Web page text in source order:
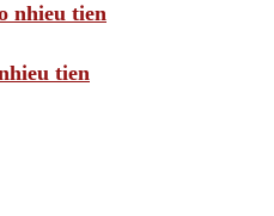
nhieu tien
tien